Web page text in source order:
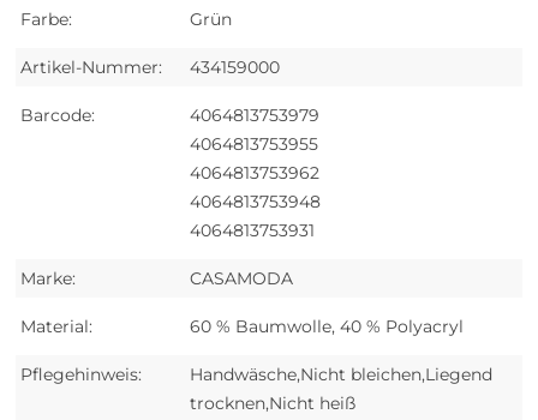
Farbe: Grün
Artikel-Nummer: 434159000
Barcode:
4064813753979
4064813753955
4064813753962
4064813753948
4064813753931
Marke: CASAMODA
Material: 60 % Baumwolle, 40 % Polyacryl
Pflegehinweis:
Handwäsche,Nicht bleichen,Liegend
trocknen,Nicht heiß